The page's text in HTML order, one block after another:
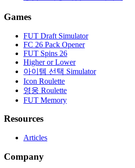
Games
FUT Draft Simulator
FC 26 Pack Opener
FUT Spins 26
Higher or Lower
아이템 선택 Simulator
Icon Roulette
영웅 Roulette
FUT Memory
Resources
Articles
Company